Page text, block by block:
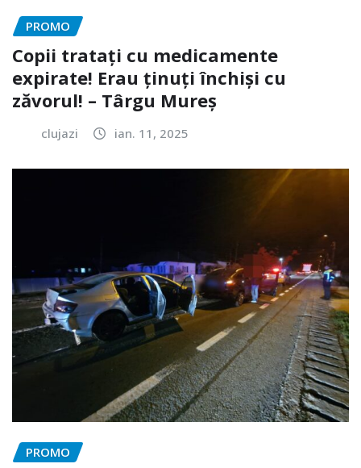
PROMO
Copii tratați cu medicamente
expirate! Erau ținuți închiși cu
zăvorul! – Târgu Mureș
clujazi ian. 11, 2025
PROMO